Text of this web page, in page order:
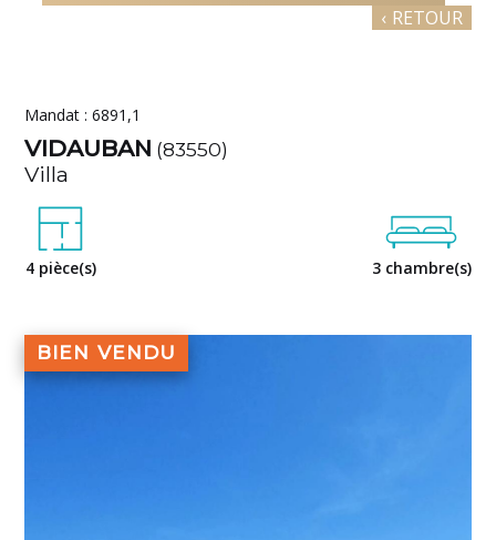
‹ RETOUR
Mandat : 6891,1
VIDAUBAN (83550)
Villa
4 pièce(s) 3 chambre(s)
BIEN VENDU